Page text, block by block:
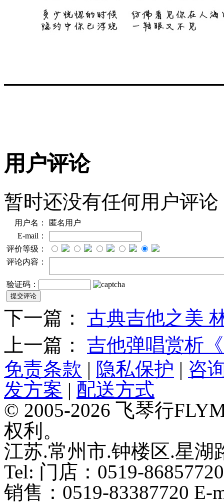
用户评论
暂时还没有任何用户评论
用户名：
匿名用户
E-mail：
评价等级：
评论内容：
验证码：
下一篇： 古典吉他之美
上一篇： 吉他弹唱赏析
免责条款 | 隐私保护 | 咨
发方案 | 配送方式
© 2005-2026 飞琴行
权利。
江苏.常州市.钟楼区.星湖
Tel: 门店：0519-86857720
销售：0519-83387720 E-